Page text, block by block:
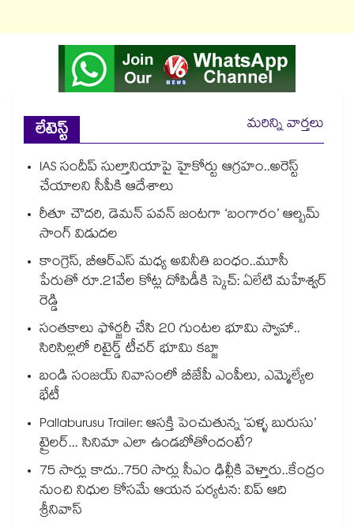
లేటెస్ట్
మరిన్ని వార్తలు
IAS సందీప్ సుల్తానియాపై హైకోర్టు ఆగ్రహం..అరెస్ట్
చేయాలని సీపీకి ఆదేశాలు
రీతూ చౌదరి, డెమన్ పవన్ జంటగా ‘బంగారం’ ఆల్బమ్
సాంగ్ విడుదల
కాంగ్రెస్, బీఆర్ఎస్ మధ్య అవినీతి బంధం..మూసీ
పేరుతో రూ.21వేల కోట్ల దోపిడీకి స్కెచ్: ఏలేటి మహేశ్వర్
రెడ్డి
సంతకాలు ఫోర్జరీ చేసి 20 గుంటల భూమి స్వాహా..
సిరిసిల్లలో రిటైర్డ్ టీచర్ భూమి కబ్జా
బండి సంజయ్ నివాసంలో బీజేపీ ఎంపీలు, ఎమ్మెల్యేల
భేటీ
Pallaburusu Trailer: ఆసక్తి పెంచుతున్న ‘పళ్ళ బురుసు’
ట్రైలర్... సినిమా ఎలా ఉండబోతోందంటే?
75 సార్లు కాదు..75‌‌‌‌‌‌‌‌0 సార్లు సీఎం ఢిల్లీకి వెళ్తారు..కేంద్రం
నుంచి నిధుల కోసమే ఆయన పర్యటన: విప్ ఆది
శ్రీనివాస్